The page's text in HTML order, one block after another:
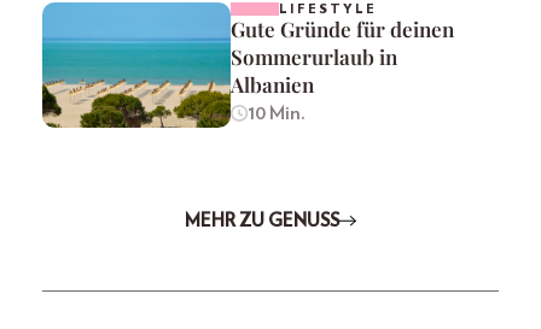
LIFESTYLE
Gute Gründe für deinen
Sommerurlaub in
Albanien
10 Min.
MEHR ZU GENUSS